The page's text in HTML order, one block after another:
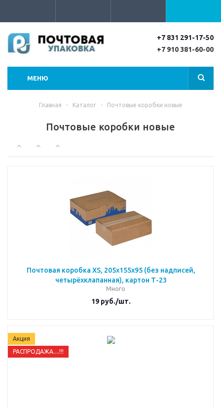
+7 831 291-17-50
+7 910 381-60-00
МЕНЮ
Главная - Каталог - Почтовые коробки новые
Почтовые коробки новые
Почтовая коробка XS, 205х155х95 (без надписей,
четырёхклапанная), картон Т-23
Много
19руб./шт.
Акция
РАСПРОДАЖА....!!!